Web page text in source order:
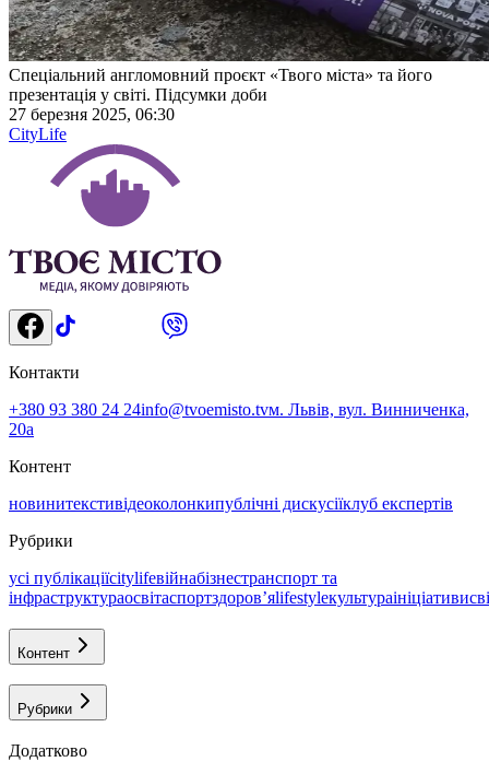
Спеціальний англомовний проєкт «Твого міста» та його
презентація у світі. Підсумки доби
27 березня 2025, 06:30
CityLife
Контакти
+380 93 380 24 24info@tvoemisto.tvм. Львів, вул. Винниченка,
20а
Контент
новинитекстивідеоколонкипублічні дискусіїклуб експертів
Рубрики
усі публікаціїcitylifeвійнабізнестранспорт та
інфраструктураосвітаспортздоровʼяlifestyleкультураініціативи
Контент
Рубрики
Додатково